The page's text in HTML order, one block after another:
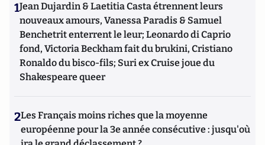
1Jean Dujardin & Laetitia Casta étrennent leurs
nouveaux amours, Vanessa Paradis & Samuel
Benchetrit enterrent le leur; Leonardo di Caprio
fond, Victoria Beckham fait du brukini, Cristiano
Ronaldo du bisco-fils; Suri ex Cruise joue du
Shakespeare queer
2Les Français moins riches que la moyenne
européenne pour la 3e année consécutive : jusqu'où